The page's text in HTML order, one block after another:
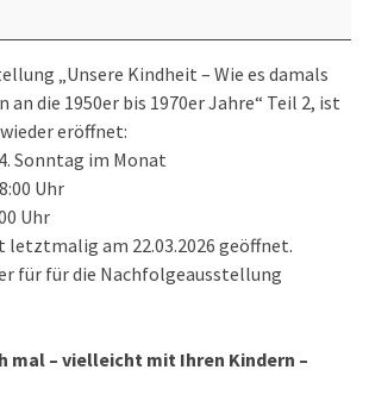
„Unsere Kindheit – Wie es damals
an die 1950er bis 1970er Jahre“ Teil 2, ist
eröffnet:
Sonntag im Monat
Uhr
Uhr
letztmalig am 22.03.2026 geöffnet.
für für die Nachfolgeausstellung
mal – vielleicht mit Ihren Kindern –